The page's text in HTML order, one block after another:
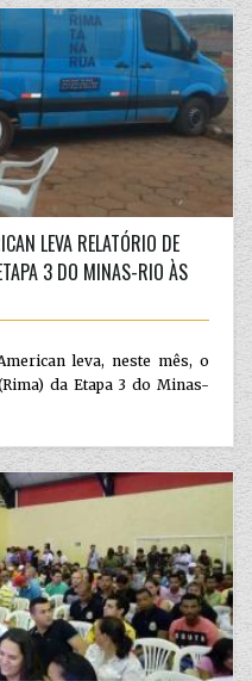
LEVA RELATÓRIO DE
3 DO MINAS-RIO ÀS
leva, neste mês, o
da Etapa 3 do Minas-